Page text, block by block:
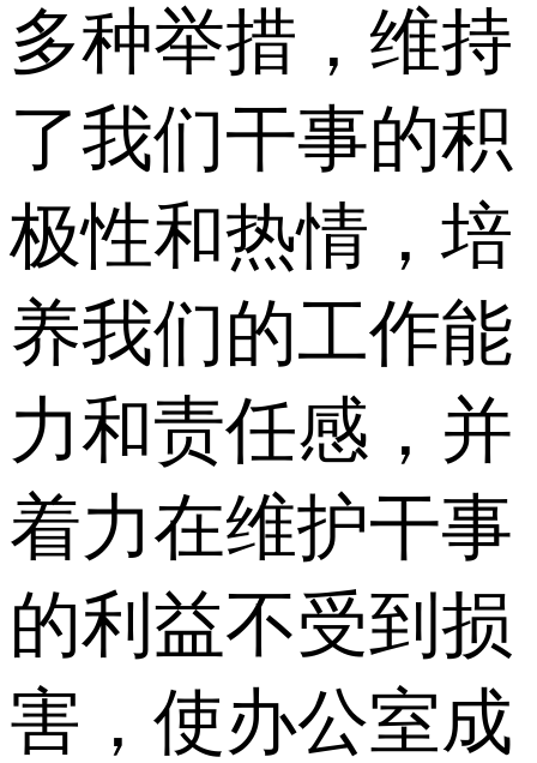
多种举措，维持
了我们干事的积
极性和热情，培
养我们的工作能
力和责任感，并
着力在维护干事
的利益不受到损
害，使办公室成